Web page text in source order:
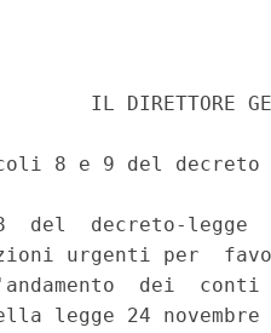
IL DIRETTORE
8 e 9 del decreto
del  decreto-legge
urgenti per
dei
legge 24